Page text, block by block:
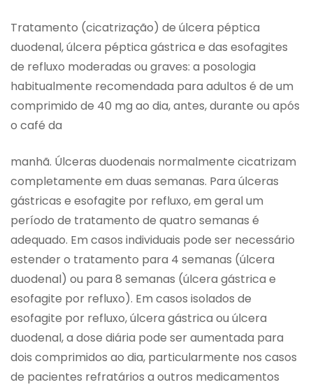
Tratamento (cicatrização) de úlcera péptica
duodenal, úlcera péptica gástrica e das esofagites
de refluxo moderadas ou graves: a posologia
habitualmente recomendada para adultos é de um
comprimido de 40 mg ao dia, antes, durante ou após
o café da
manhã. Úlceras duodenais normalmente cicatrizam
completamente em duas semanas. Para úlceras
gástricas e esofagite por refluxo, em geral um
período de tratamento de quatro semanas é
adequado. Em casos individuais pode ser necessário
estender o tratamento para 4 semanas (úlcera
duodenal) ou para 8 semanas (úlcera gástrica e
esofagite por refluxo). Em casos isolados de
esofagite por refluxo, úlcera gástrica ou úlcera
duodenal, a dose diária pode ser aumentada para
dois comprimidos ao dia, particularmente nos casos
de pacientes refratários a outros medicamentos